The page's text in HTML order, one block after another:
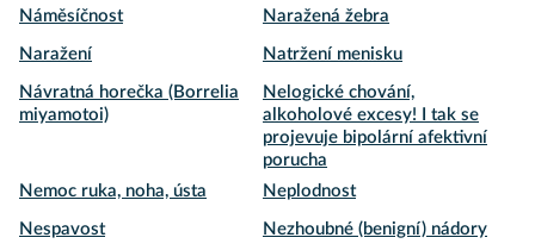
Náměsíčnost Naražená žebra
Naražení Natržení menisku
Návratná horečka (Borrelia
miyamotoi)
Nelogické chování,
alkoholové excesy! I tak se
projevuje bipolární afektivní
porucha
Nemoc ruka, noha, ústa
Neplodnost
Nespavost Nezhoubné (benigní) nádory